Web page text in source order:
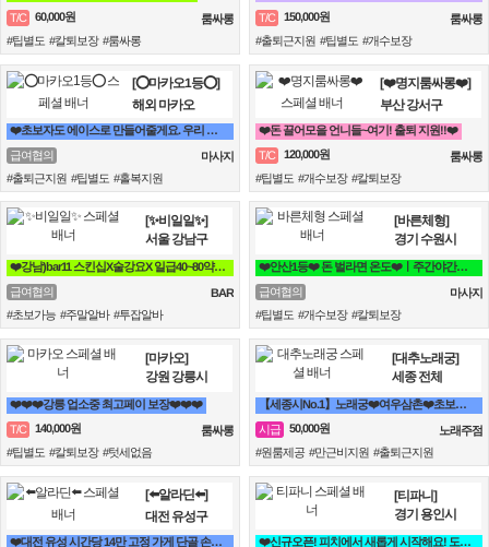
T/C
60,000원
룸싸롱
#팁별도 #칼퇴보장 #룸싸롱
T/C
150,000원
룸싸롱
#출퇴근지원 #팁별도 #개수보장
[⭕마카오1등⭕]
해외 마카오
❤️초보자도 에이스로 만들어줄게요. 우리 가게 오면, 수입 부터 다릅니다.❤️
급여협의
마사지
#출퇴근지원 #팁별도 #홀복지원
[❤️명지룸싸롱❤️]
부산 강서구
❤️돈 끌어모을 언니들~여기! 출퇴 지원!!❤️
T/C
120,000원
룸싸롱
#팁별도 #개수보장 #칼퇴보장
[✨비일일✨]
서울 강남구
❤️강남)bar11 스킨십X술강요X 일급40~80약속 토킹바 꿀알바❤️
급여협의
BAR
#초보가능 #주말알바 #투잡알바
[바른체형]
경기 수원시
❤️안산1등❤️ 돈 벌라면 온도❤️ㅣ주간야간ㅣ자유근무ㅣ알바 대환영
급여협의
마사지
#팁별도 #개수보장 #칼퇴보장
[마카오]
강원 강릉시
❤️❤️❤️강릉 업소중 최고페이 보장❤️❤️❤️
T/C
140,000원
룸싸롱
#팁별도 #칼퇴보장 #텃세없음
[대추노래궁]
세종 전체
【세종시No.1】노래궁❤️여우삼촌❤️초보환영❤️가족분위기❤️365일출근
시급
50,000원
노래주점
#원룸제공 #만근비지원 #출퇴근지원
[⬅️알라딘⬅️]
대전 유성구
❤️대전 유성 시간당 14만 고정 가게 단골 손님 위주 / 고급 손님 많음 / 고수익 보장❤️
[티파니]
경기 용인시
❤️신규오픈! 피치에서 새롭게 시작해요! 도와주세요!❤️